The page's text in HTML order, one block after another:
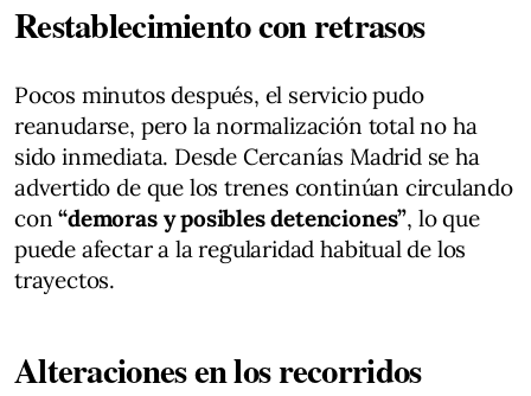
Restablecimiento con retrasos
Pocos minutos después, el servicio pudo
reanudarse, pero la normalización total no ha
sido inmediata. Desde Cercanías Madrid se ha
advertido de que los trenes continúan circulando
con“demoras y posibles detenciones”, lo que
puede afectar a la regularidad habitual de los
trayectos.
Alteraciones en los recorridos